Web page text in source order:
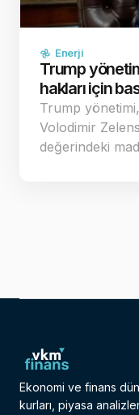
Enerji
Trump
hakları için
Trump
Volodimir
değerindeki
Ekonomi ve finans
kurları, piyasa